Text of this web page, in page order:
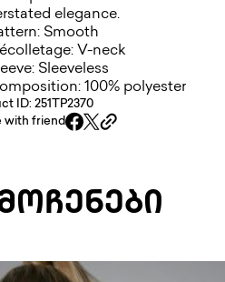
elegance.
Smooth
V-neck
Sleeveless
100% polyester
ID: 251TP2370
with friend